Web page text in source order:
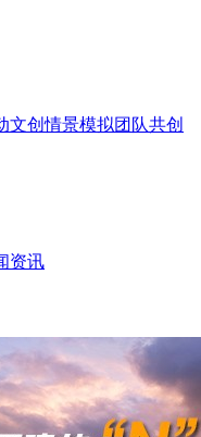
文创情景模拟团队共创
资讯